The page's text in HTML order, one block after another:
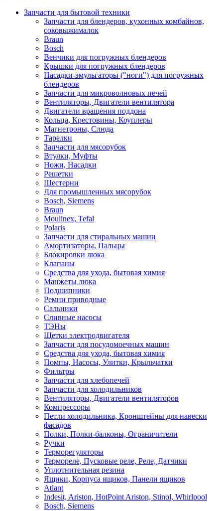
Запчасти для бытовой техники
Запчасти для блендеров, кухонных комбайнов,
соковыжималок
Braun
Bosch
Венчики для погружных блендеров
Крышки для погружных блендеров
Насадки-эмульгаторы ("ноги") для погружных
блендеров
Запчасти для микроволновых печей
Вентиляторы, Двигатели вентилятора
Двигатели вращения поддона
Кольца, Крестовины, Коуплеры
Магнетроны, Слюда
Тарелки
Запчасти для мясорубок
Втулки, Муфты
Ножи, Насадки
Решетки
Шестерни
Для промышленных мясорубок
Bosch, Siemens
Braun
Moulinex, Tefal
Polaris
Запчасти для стиральных машин
Амортизаторы, Пальцы
Блокировки люка
Клапаны
Средства для ухода, бытовая химия
Манжеты люка
Подшипники
Ремни приводные
Сальники
Сливные насосы
ТЭНы
Щетки электродвигателя
Запчасти для посудомоечных машин
Средства для ухода, бытовая химия
Помпы, Насосы, Улитки, Крыльчатки
Фильтры
Запчасти для хлебопечей
Запчасти для холодильников
Вентиляторы, Двигатели вентиляторов
Компрессоры
Петли холодильника, Кронштейны для навески
фасадов
Полки, Полки-балконы, Ограничители
Ручки
Терморегуляторы
Термореле, Пусковые реле, Реле, Датчики
Уплотнительная резина
Ящики, Корпуса ящиков, Панели ящиков
Atlant
Indesit, Ariston, HotPoint Ariston, Stinol, Whirlpool
Bosch, Siemens